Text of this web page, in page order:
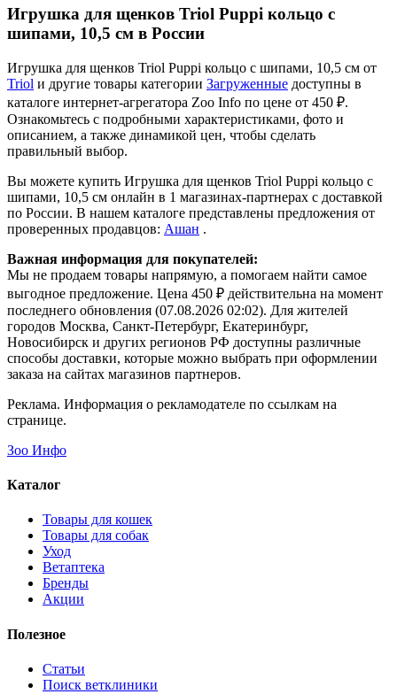
Игрушка для щенков Triol Puppi кольцо с
шипами, 10,5 см в России
Игрушка для щенков Triol Puppi кольцо с шипами, 10,5 см от
Triol и другие товары категории Загруженные доступны в
каталоге интернет-агрегатора Zoo Info по цене от 450 ₽.
Ознакомьтесь с подробными характеристиками, фото и
описанием, а также динамикой цен, чтобы сделать
правильный выбор.
Вы можете купить Игрушка для щенков Triol Puppi кольцо с
шипами, 10,5 см онлайн в 1 магазинах-партнерах с доставкой
по России. В нашем каталоге представлены предложения от
проверенных продавцов: Ашан .
Важная информация для покупателей:
Мы не продаем товары напрямую, а помогаем найти самое
выгодное предложение. Цена 450 ₽ действительна на момент
последнего обновления (07.08.2026 02:02). Для жителей
городов Москва, Санкт-Петербург, Екатеринбург,
Новосибирск и других регионов РФ доступны различные
способы доставки, которые можно выбрать при оформлении
заказа на сайтах магазинов партнеров.
Реклама. Информация о рекламодателе по ссылкам на
странице.
Зоо Инфо
Каталог
Товары для кошек
Товары для собак
Уход
Ветаптека
Бренды
Акции
Полезное
Статьи
Поиск ветклиники